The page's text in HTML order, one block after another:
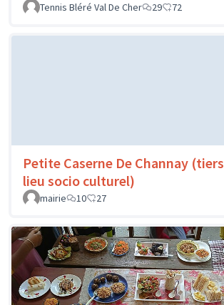
Tennis Bléré Val De Cher
29 72
Petite Caserne De Channay (tiers
lieu socio culturel)
mairie
10 27